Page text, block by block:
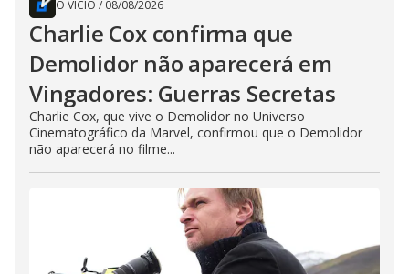
O VÍCIO / 08/08/2026
Charlie Cox confirma que
Demolidor não aparecerá em
Vingadores: Guerras Secretas
Charlie Cox, que vive o Demolidor no Universo
Cinematográfico da Marvel, confirmou que o Demolidor
não aparecerá no filme...